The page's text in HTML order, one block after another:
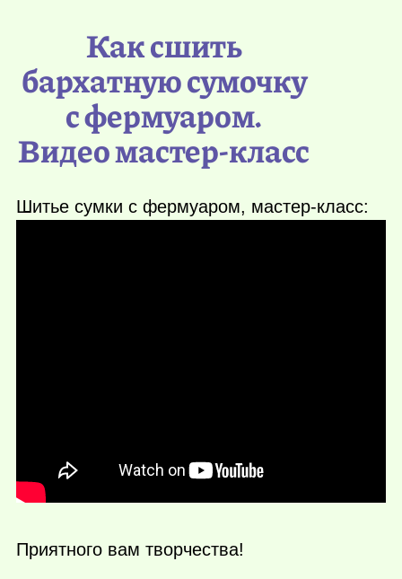
Как сшить
бархатную сумочку
с фермуаром.
Видео мастер-класс
Шитье сумки с фермуаром, мастер-класс:
Приятного вам творчества!